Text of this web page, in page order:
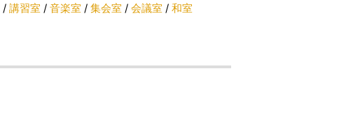
/ 講習室 / 音楽室 / 集会室 / 会議室 / 和室